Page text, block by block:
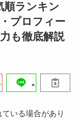
順ランキン
プロフィー
も徹底解説
いる場合があり